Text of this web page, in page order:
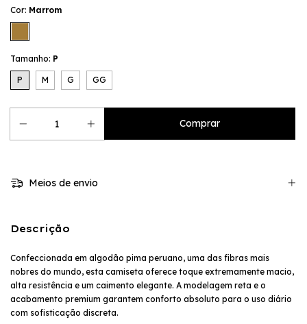
Cor: Marrom
Tamanho: P
P M G GG
Meios de envio
Descrição
Confeccionada em algodão pima peruano, uma das fibras mais
nobres do mundo, esta camiseta oferece toque extremamente macio,
alta resistência e um caimento elegante. A modelagem reta e o
acabamento premium garantem conforto absoluto para o uso diário
com sofisticação discreta.